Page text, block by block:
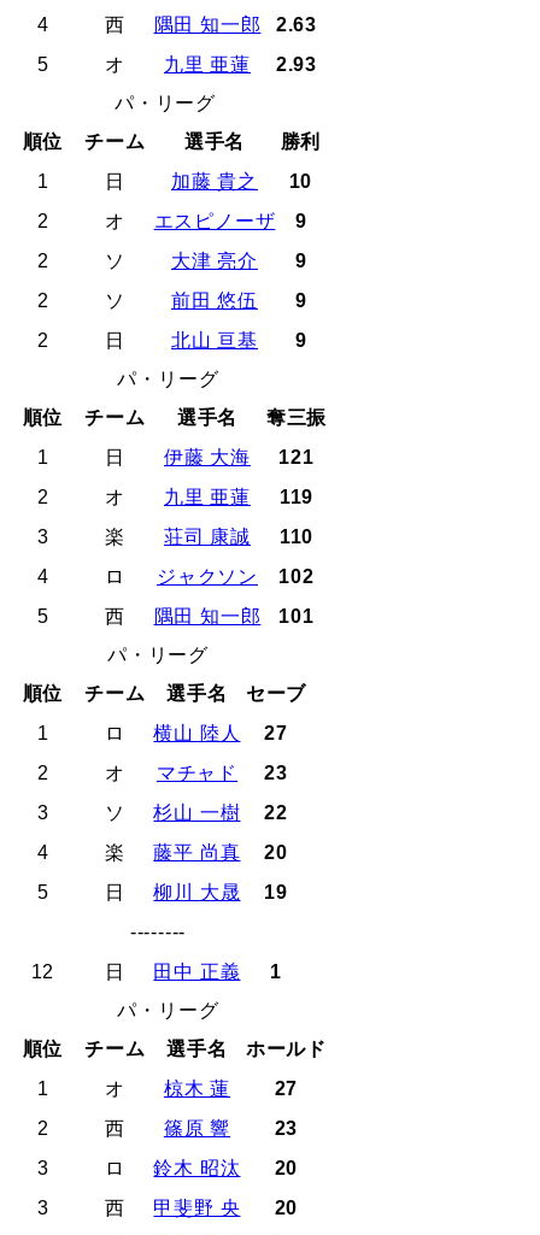
4 西 隅田 知一郎
2.63
5
オ 九里 亜蓮
2.93
パ・リーグ
順位
チーム 選手名
勝利
1
日 加藤 貴之
10
2
オ エスピノーザ
9
2
ソ 大津 亮介
9
2
ソ 前田 悠伍
9
2
日 北山 亘基
9
パ・リーグ
順位
チーム 選手名
奪三振
1
日 伊藤 大海
121
2
オ 九里 亜蓮
119
3
楽 荘司 康誠
110
4
ロ ジャクソン
102
5
西 隅田 知一郎
101
パ・リーグ
順位
チーム 選手名
セーブ
1
ロ 横山 陸人
27
2
オ マチャド
23
3
ソ 杉山 一樹
22
4
楽 藤平 尚真
20
5
日 柳川 大晟
19
--------
12
日 田中 正義
1
パ・リーグ
順位
チーム 選手名
ホールド
1
オ 椋木 蓮
27
2
西 篠原 響
23
3
ロ 鈴木 昭汰
20
3
西 甲斐野 央
20